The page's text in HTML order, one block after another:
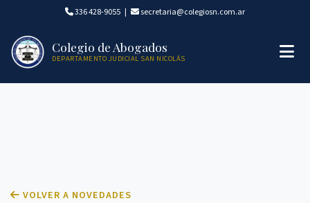
336 428-9055 | secretaria@colegiosn.com.ar
Colegio de Abogados
DEPARTAMENTO JUDICIAL SAN NICOLÁS
VOLVER A NOVEDADES